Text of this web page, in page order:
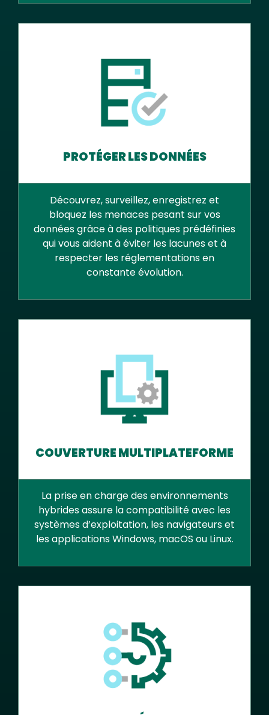
PROTÉGER LES DONNÉES
Découvrez, surveillez, enregistrez et
bloquez les menaces pesant sur vos
données grâce à des politiques prédéfinies
qui vous aident à éviter les lacunes et à
respecter les réglementations en
constante évolution.
COUVERTURE MULTIPLATEFORME
La prise en charge des environnements
hybrides assure la compatibilité avec les
systèmes d’exploitation, les navigateurs et
les applications Windows, macOS ou Linux.